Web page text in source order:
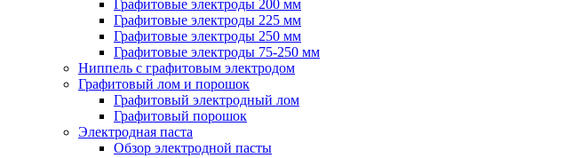
Графитовые электроды 200 мм
Графитовые электроды 225 мм
Графитовые электроды 250 мм
Графитовые электроды 75-250 мм
Ниппель с графитовым электродом
Графитовый лом и порошок
Графитовый электродный лом
Графитовый порошок
Электродная паста
Обзор электродной пасты